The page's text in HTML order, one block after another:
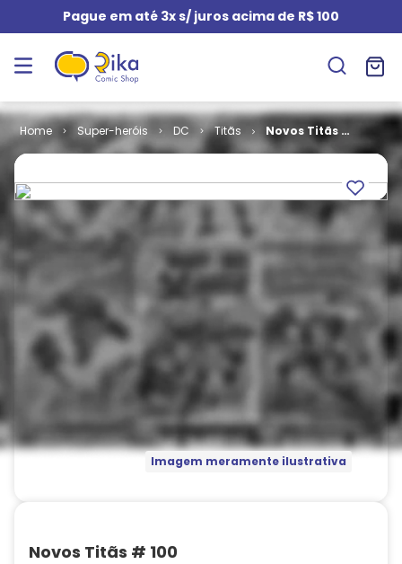
Pague em até 3x s/ juros acima de R$ 100
Super-heróis DC Titãs
Novos Titãs #
100
Imagem meramente ilustrativa
Novos Titãs # 100